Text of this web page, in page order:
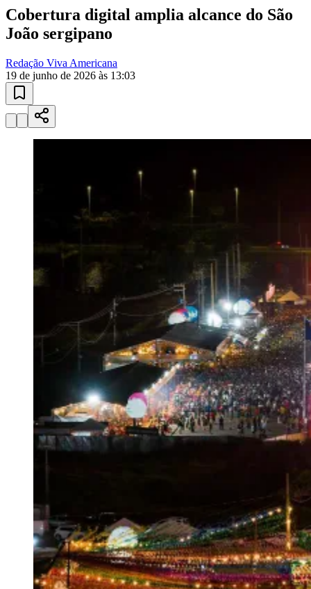
Cobertura digital amplia alcance do São
João sergipano
Redação Viva Americana
19 de junho de 2026 às 13:03